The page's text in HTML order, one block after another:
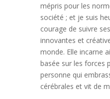
mépris pour les
société ; et je suis
courage de suivre
innovantes et
monde. Elle incarne
basée sur les forces
personne qui
cérébrales et vit de